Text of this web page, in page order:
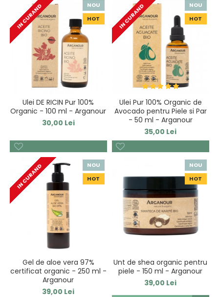
NOU
HOT
IN CURAND
Ulei DE RICIN Pur 100%
Organic - 100 ml - Arganour
30,00 Lei
NOU
HOT
IN CURAND
Ulei Pur 100% Organic de
Avocado pentru Piele si Par
- 50 ml - Arganour
35,00 Lei
NOU
HOT
IN CURAND
Gel de aloe vera 97%
certificat organic - 250 ml -
Arganour
39,00 Lei
NOU
HOT
Unt de shea organic pentru
piele - 150 ml - Arganour
39,00 Lei